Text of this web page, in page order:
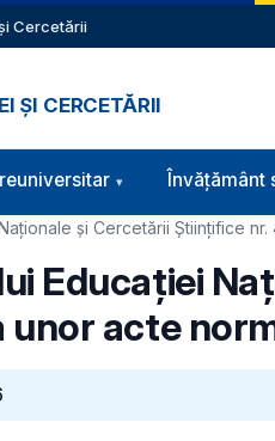
Cercetării
ȘI CERCETĂRII
Învățământ
şi Cercetării Ştiinţifice
Educaţiei
unor acte